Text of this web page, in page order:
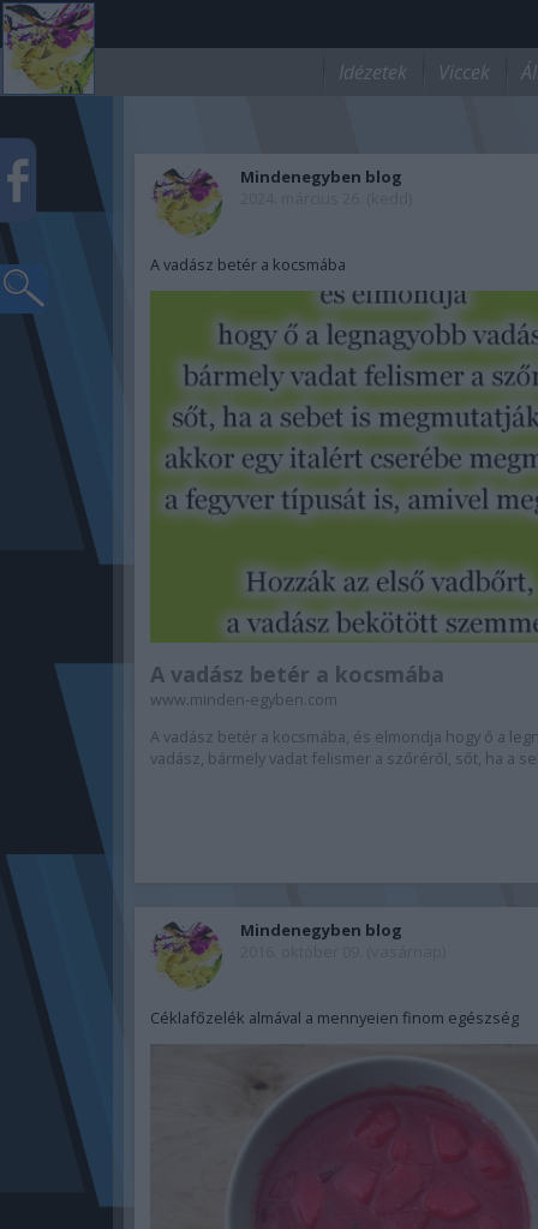
Idézetek Viccek
Mindenegyben blog
A vadász betér a kocsmába
A vadász betér a kocsmába
www.minden-egyben.com
A vadász betér a kocsmába, és elmondja hogy ő a
vadász, bármely vadat felismer a szőréről, sőt, ha a
Mindenegyben blog
Céklafőzelék almával a mennyeien finom egészség